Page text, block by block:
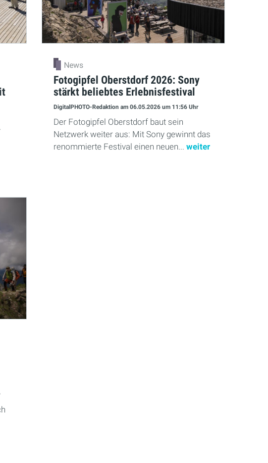
News
Fotogipfel Oberstdorf 2026: Sony
stärkt beliebtes Erlebnisfestival
DigitalPHOTO-Redaktion am 06.05.2026 um 11:56 Uhr
Der Fotogipfel Oberstdorf baut sein
Netzwerk weiter aus: Mit Sony gewinnt das
renommierte Festival einen neuen... weiter